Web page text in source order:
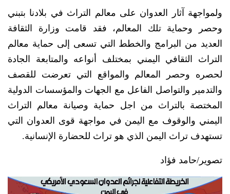
ولمواجهة آثار العدوان على معالم التراث في بلادنا بتبني
وحصر وحماية تلك المعالم، فقد قامت وزارة الثقافة
العديد من البرامج والخطط التي تسعى إلى حماية معالم
التراث الثقافي اليمني بمختلف أنواعه والمتابعة الجادة
لحصره وحصر المعالم والمواقع التي تعرضت للقصف
والتدمير والتواصل الفاعل مع الجهات والمؤسسات الدولية
المختصة بالتراث من اجل حماية وصيانة معالم التراث
اليمني والوقوف مع اليمن في مواجهة قوى العدوان التي
تستهدف تراث اليمن الذي هو تراث للحضارة الإنسانية.
تصوير/حامد فؤاد